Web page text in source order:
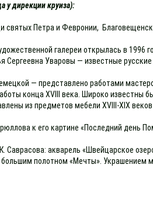
у дирекции круиза):
святых Петра и Февронии,
галереи открылась в 1996
Сергеевна Уваровы — известные
— представлено работами
конца XVIII века. Широко известны
из предметов мебели XVIII-XIX
к его картине «Последний день
акварель «Швейцарское
полотном «Мечты». Украшением